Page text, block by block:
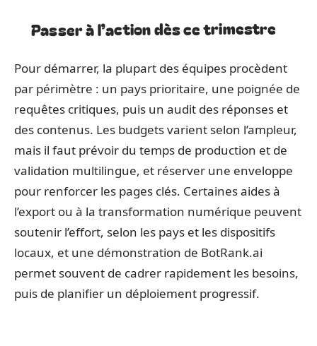
Passer à l’action dès ce trimestre
Pour démarrer, la plupart des équipes procèdent
par périmètre : un pays prioritaire, une poignée de
requêtes critiques, puis un audit des réponses et
des contenus. Les budgets varient selon l’ampleur,
mais il faut prévoir du temps de production et de
validation multilingue, et réserver une enveloppe
pour renforcer les pages clés. Certaines aides à
l’export ou à la transformation numérique peuvent
soutenir l’effort, selon les pays et les dispositifs
locaux, et une démonstration de BotRank.ai
permet souvent de cadrer rapidement les besoins,
puis de planifier un déploiement progressif.